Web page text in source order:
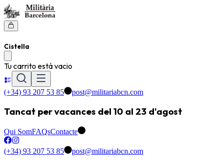
Cistella
Tu carrito está vacio
(+34) 93 207 53 85 post@militariabcn.com
Tancat per vacances del 10 al 23 d'agost
Qui SomFAQsContacte
(+34) 93 207 53 85 post@militariabcn.com